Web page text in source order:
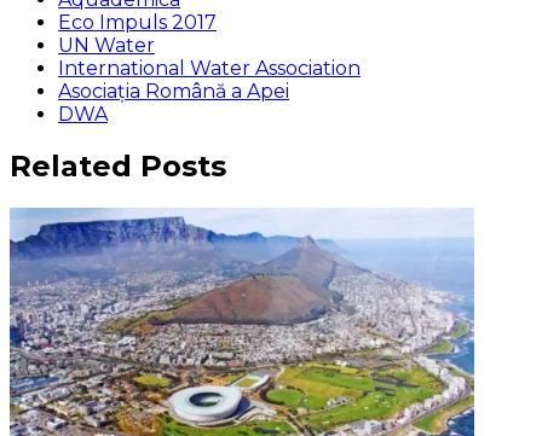
Eco Impuls 2017
UN Water
International Water Association
Asociaţia Română a Apei
DWA
Related Posts